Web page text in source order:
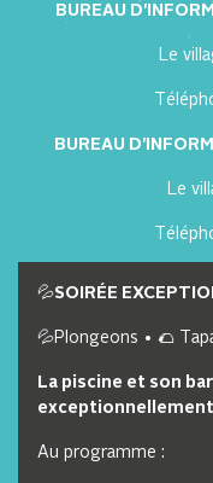
BUREAU
Le
BUREAU
Le
Nous
💦SOIRÉE
💦Plongeons • 🌮
La piscine et son
exceptionnellement
Au programme :